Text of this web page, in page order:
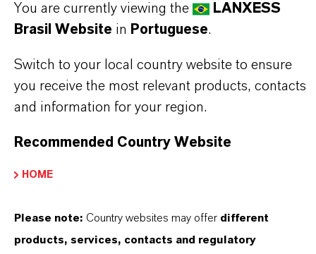
Contato Comercial
Nilva Teresa Goncalves
Jarinu
+55 114016-8002
You are currently viewing the
LANXESS
Brasil Website in Portuguese.
Switch to your local country website to ensure
you receive the most relevant products, contacts
and information for your region.
Recommended Country Website
HOME
Please note: Country websites may offer different
products, services, contacts and regulatory